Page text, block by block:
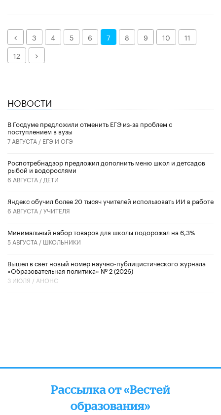
Назад
3 4 5 6 7 8 9 10
11
12
Далее
НОВОСТИ
В Госдуме предложили отменить ЕГЭ из-за проблем с
поступлением в вузы
7 АВГУСТА / ЕГЭ И ОГЭ
Роспотребнадзор предложил дополнить меню школ и детсадов
рыбой и водорослями
6 АВГУСТА / ДЕТИ
​Яндекс обучил более 20 тысяч учителей использовать ИИ в работе
6 АВГУСТА /УЧИТЕЛЯ
Минимальный набор товаров для школы подорожал на 6,3%
5 АВГУСТА / ШКОЛЬНИКИ
Вышел в свет новый номер научно-публицистического журнала
«Образовательная политика» № 2 (2026)
3 ИЮЛЯ / АНОНС
Рассылка от «Вестей
образования»